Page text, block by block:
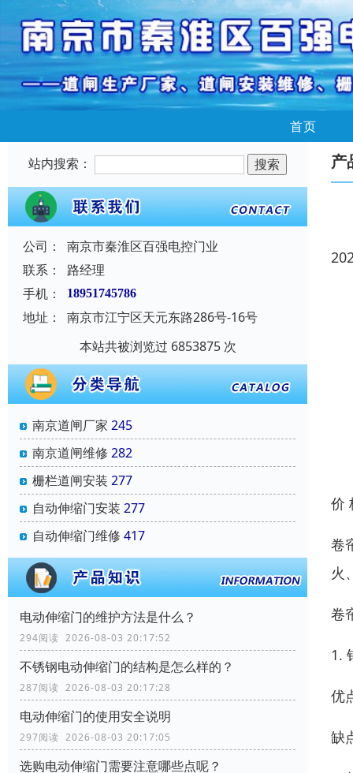
首页
站内搜索：
公司：
南京市秦淮区百强电控门业
联系：
路经理
手机：
18951745786
地址：
南京市江宁区天元东路286号-16号
本站共被浏览过 6853875 次
南京道闸厂家 245
南京道闸维修 282
栅栏道闸安装 277
自动伸缩门安装 277
自动伸缩门维修 417
电动伸缩门的维护方法是什么？
294阅读 2026-08-03 20:17:52
不锈钢电动伸缩门的结构是怎么样的？
287阅读 2026-08-03 20:17:28
电动伸缩门的使用安全说明
297阅读 2026-08-03 20:17:05
选购电动伸缩门需要注意哪些点呢？
产
价
卷
火
卷
1.
优
缺